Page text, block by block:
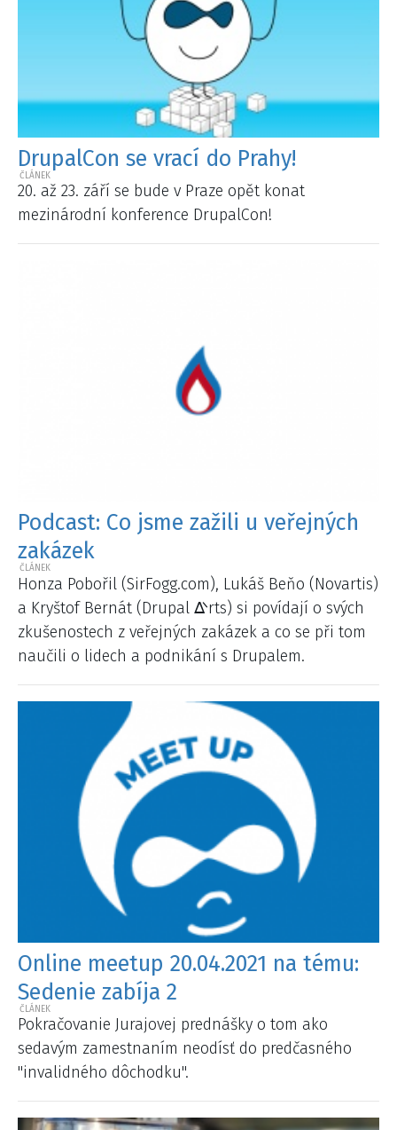
DrupalCon se vrací do Prahy!
20. až 23. září se bude v Praze opět konat
mezinárodní konference DrupalCon!
Podcast: Co jsme zažili u veřejných
zakázek
Honza Pobořil (SirFogg.com), Lukáš Beňo (Novartis)
a Kryštof Bernát (Drupal ᐬrts) si povídají o svých
zkušenostech z veřejných zakázek a co se při tom
naučili o lidech a podnikání s Drupalem.
Online meetup 20.04.2021 na tému:
Sedenie zabíja 2
Pokračovanie Jurajovej prednášky o tom ako
sedavým zamestnaním neodísť do predčasného
"invalidného dôchodku".